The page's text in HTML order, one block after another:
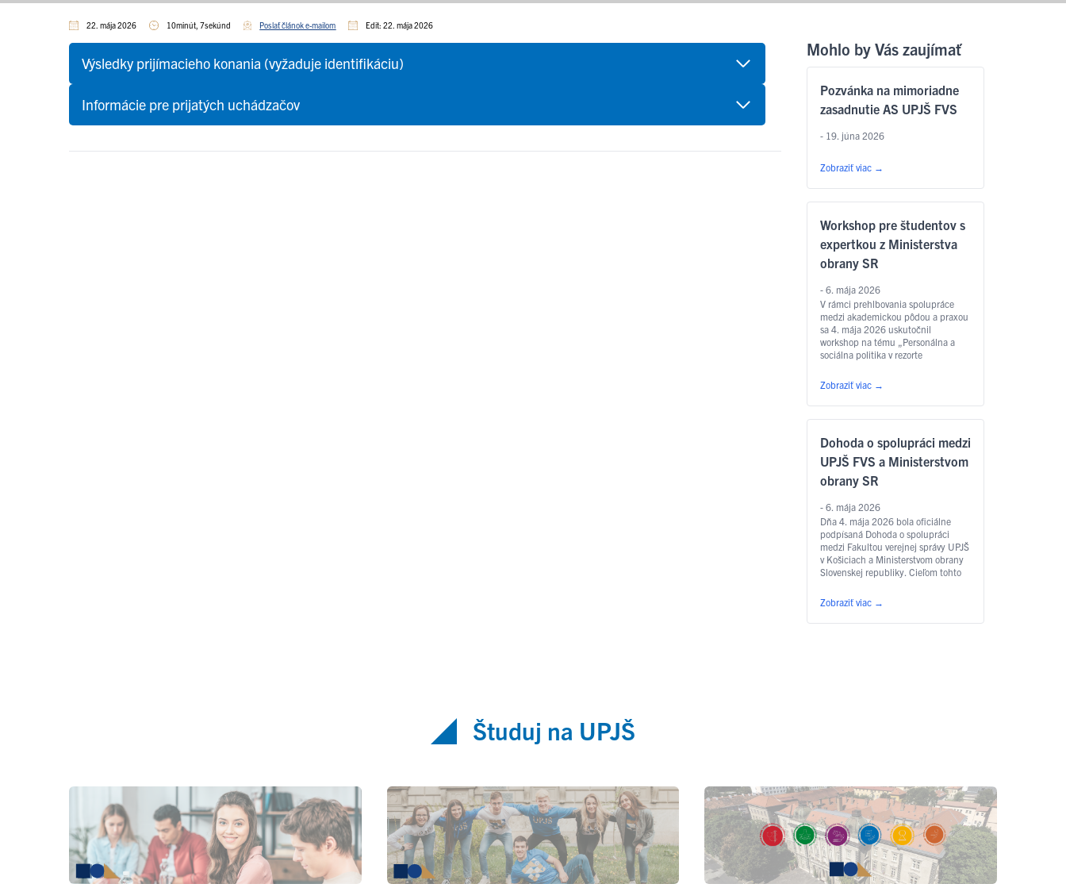
22. mája 2026 10minút, 7sekúnd Poslať článok e-mailom Edit: 22. mája 2026
Výsledky prijímacieho konania (vyžaduje identifikáciu)
Informácie pre prijatých uchádzačov
Mohlo by Vás zaujímať
Pozvánka na mimoriadne
zasadnutie AS UPJŠ FVS
- 19. júna 2026
Zobraziť viac →
Workshop pre študentov s
expertkou z Ministerstva
obrany SR
- 6. mája 2026
V rámci prehlbovania spolupráce
medzi akademickou pôdou a praxou
sa 4. mája 2026 uskutočnil
workshop na tému „Personálna a
sociálna politika v rezorte
Dominika Pažická Černáková, PhD.,
ktorá na Ministerstve obrany SR
pôsobí ako generálna štátna radkyňa
a vedúca oddelenia sociálnych
študentov denného aj externého
štúdia zo všetkých troch …
Čítať
ďalej
Zobraziť viac →
Dohoda o spolupráci medzi
UPJŠ FVS a Ministerstvom
obrany SR
- 6. mája 2026
Dňa 4. mája 2026 bola oficiálne
podpísaná Dohoda o spolupráci
medzi Fakultou verejnej správy UPJŠ
v Košiciach a Ministerstvom obrany
Slovenskej republiky. Cieľom tohto
akademického prostredia s reálnou
praxou v oblasti obrany a
bezpečnosti štátu. Za Fakultu
Zobraziť viac →
Študuj na UPJŠ